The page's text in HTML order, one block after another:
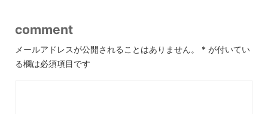
comment
メールアドレスが公開されることはありません。 * が付いてい
る欄は必須項目です